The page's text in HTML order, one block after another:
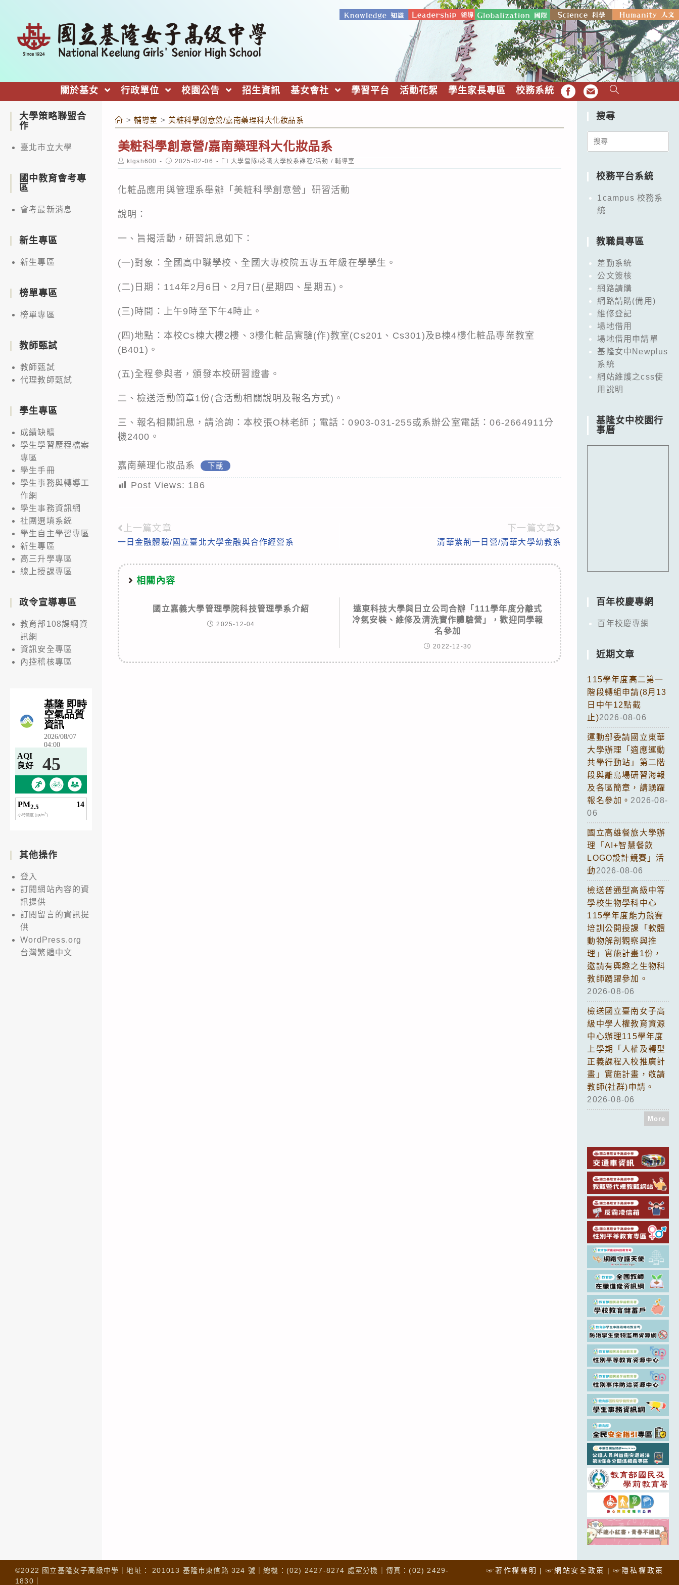
關於基女 行政單位 校園公告 招生資訊 基女會社 學習平台 活動花絮 學生家長專區 校務系統 FB EMAIL
> 輔導室 > 美粧科學創意營/嘉南藥理科大化妝品系
美粧科學創意營/嘉南藥理科大化妝品系
Post
author:
klgsh600
Post
published:
2025-02-06
Post
category:
大學營隊/認識大學校系課程/活動 / 輔導室
化粧品應用與管理系舉辦「美粧科學創意營」研習活動
說明：
一、旨揭活動，研習訊息如下：
(一)對象：全國高中職學校、全國大專校院五專五年級在學學生。
(二)日期：114年2月6日、2月7日(星期四、星期五)。
(三)時間：上午9時至下午4時止。
(四)地點：本校Cs棟大樓2樓、3樓化粧品實驗(作)教室(Cs201、Cs301)及B棟4樓化粧品專業教室
(B401)。
(五)全程參與者，頒發本校研習證書。
二、檢送活動簡章1份(含活動相關說明及報名方式)。
三、報名相關訊息，請洽詢：本校張O林老師；電話：0903-031-255或系辦公室電話：06-2664911分
機2400。
嘉南藥理化妝品系 下載
Post Views: 186
Read
more
articles
上一篇文章
一日金融體驗/國立臺北大學金融與合作經營系
下一篇文章
清華紫荊一日營/清華大學幼教系
相關內容
國立嘉義大學管理學院科技管理學系介紹
2025-12-04
遠東科技大學與日立公司合辦「111學年度分離式
冷氣安裝、維修及清洗實作體驗營」，歡迎同學報
名參加
2022-12-30
大學策略聯盟合
作
臺北市立大學
國中教育會考專
區
會考最新消息
新生專區
新生專區
榜單專區
榜單專區
教師甄試
教師甄試
代理教師甄試
學生專區
成績缺曠
學生學習歷程檔案
專區
學生手冊
學生事務與轉導工
作網
學生事務資訊網
社團選填系統
學生自主學習專區
新生專區
高三升學專區
線上授課專區
政令宣導專區
教育部108課綱資
訊網
資訊安全專區
內控稽核專區
其他操作
登入
訂閱網站內容的資
訊提供
訂閱留言的資訊提
供
WordPress.org
台灣繁體中文
搜尋
Search
校務平台系統
1campus 校務系
統
教職員專區
差勤系統
公文簽核
網路請購
網路請購(備用)
維修登記
場地借用
場地借用申請單
基隆女中Newplus
系統
網站維護之css使
用說明
基隆女中校園行
事曆
百年校慶專網
百年校慶專網
近期文章
115學年度高二第一
階段轉組申請(8月13
日中午12點截
止)2026-08-06
運動部委請國立東華
大學辦理「適應運動
共學行動站」第二階
段與離島場研習海報
及各區簡章，請踴躍
報名參加。 2026-08-
06
國立高雄餐旅大學辦
理「AI+智慧餐飲
LOGO設計競賽」活
動 2026-08-06
檢送普通型高級中等
學校生物學科中心
115學年度能力競賽
培訓公開授課「軟體
動物解剖觀察與推
理」實施計畫1份，
邀請有興趣之生物科
教師踴躍參加。
2026-08-06
檢送國立臺南女子高
級中學人權教育資源
中心辦理115學年度
上學期「人權及轉型
正義課程入校推廣計
畫」實施計畫，敬請
教師(社群)申請。
2026-08-06
More
☞著作權聲明 ☞網站安全政策 ☞隱私權政策
©2022 國立基隆女子高級中學｜地址： 201013 基隆市東信路 324 號｜總機：(02) 2427-8274 處室分機｜傳真：(02) 2429-
1830｜